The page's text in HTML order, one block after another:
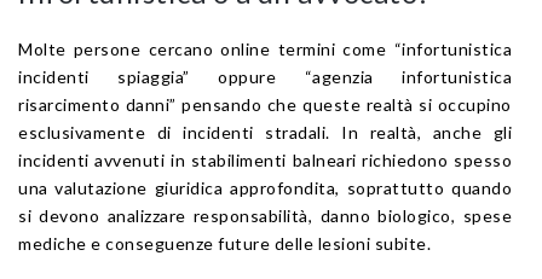
Molte persone cercano online termini come “infortunistica
incidenti spiaggia” oppure “agenzia infortunistica
risarcimento danni” pensando che queste realtà si occupino
esclusivamente di incidenti stradali. In realtà, anche gli
incidenti avvenuti in stabilimenti balneari richiedono spesso
una valutazione giuridica approfondita, soprattutto quando
si devono analizzare responsabilità, danno biologico, spese
mediche e conseguenze future delle lesioni subite.